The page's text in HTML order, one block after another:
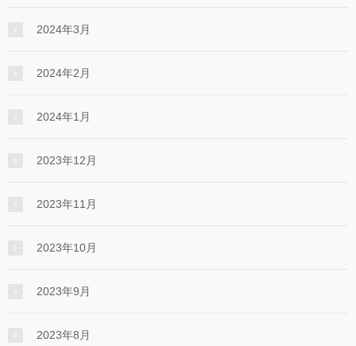
2024年3月
2024年2月
2024年1月
2023年12月
2023年11月
2023年10月
2023年9月
2023年8月